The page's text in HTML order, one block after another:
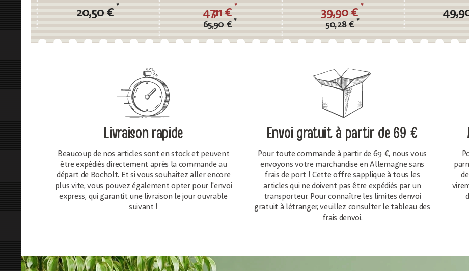
20,50 €
*
65,90 € *
47,11 €
*
50,28 € *
39,90 €
*
Livraison rapide
Beaucoup de nos articles sont en stock et peuvent
être expédiés directement après la commande au
départ de Bocholt. Et si vous souhaitez aller encore
plus vite, vous pouvez également opter pour l'envoi
express, qui garantit une livraison le jour ouvrable
suivant !
Envoi gratuità partir de 69 €
Pour toute commande à partir de 69 €, nous vous
envoyons votre marchandise en Allemagne sans
frais de port ! Cette offre sapplique à tous les
articles qui ne doivent pas être expédiés par un
transporteur. Pour connaître les limites denvoi
gratuit à létranger, veuillez consulter le tableau des
frais denvoi.